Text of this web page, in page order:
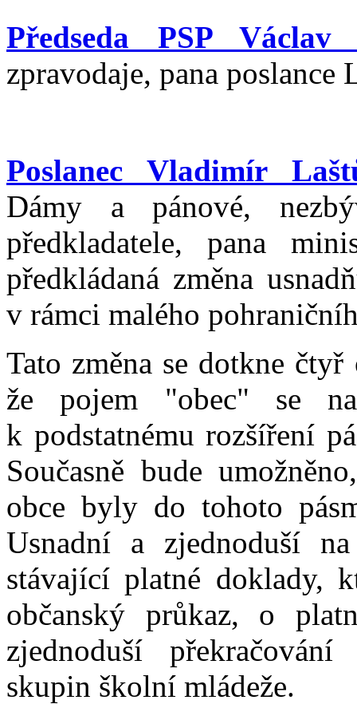
Předseda PSP Václav
zpravodaje, pana poslance
Poslanec Vladimír
Dámy a pánové,
předkladatele, pana
předkládaná změna
v rámci malého
Tato změna se dotkne
že pojem "obec" se
k podstatnému rozšíření
Současně bude
obce byly do tohoto
Usnadní a zjednoduší
stávající platné doklady,
občanský průkaz, o
zjednoduší
skupin školní mládeže.